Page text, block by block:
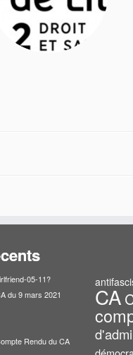
05-11?
du 9 mars 2021
Rendu du CA
CA